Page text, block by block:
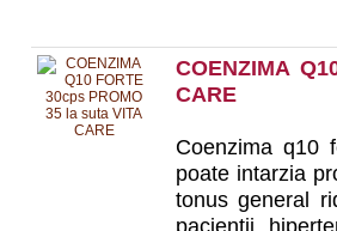
COENZIMA
CARE
Coenzima q10
poate intarzia
tonus general
pacientii